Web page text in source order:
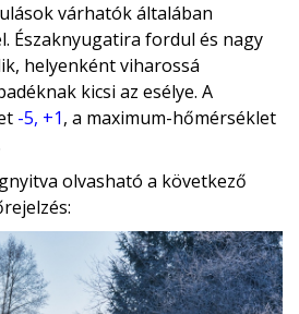
várhatók általában
Északnyugatira fordul és nagy
helyenként viharossá
kicsi az esélye. A
-5, +1, a maximum-hőmérséklet
olvasható a következő